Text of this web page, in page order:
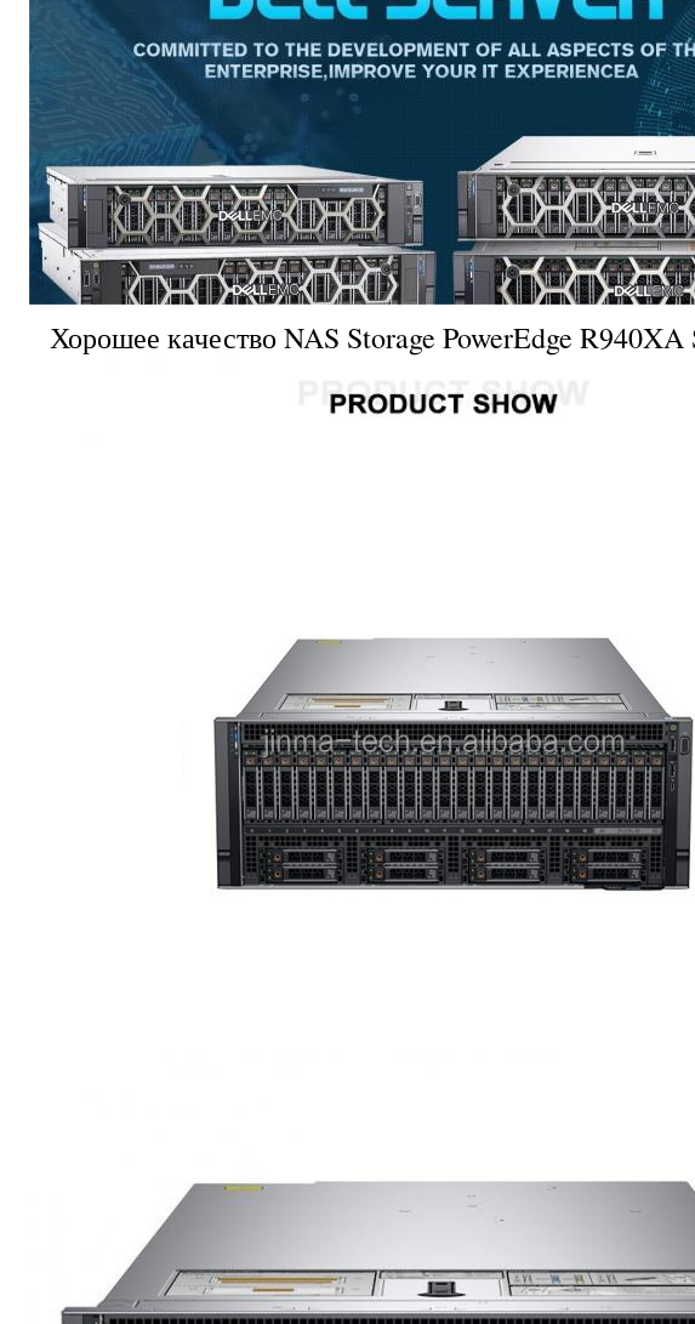
Хорошее качество NAS Storage PowerEdge R940XA